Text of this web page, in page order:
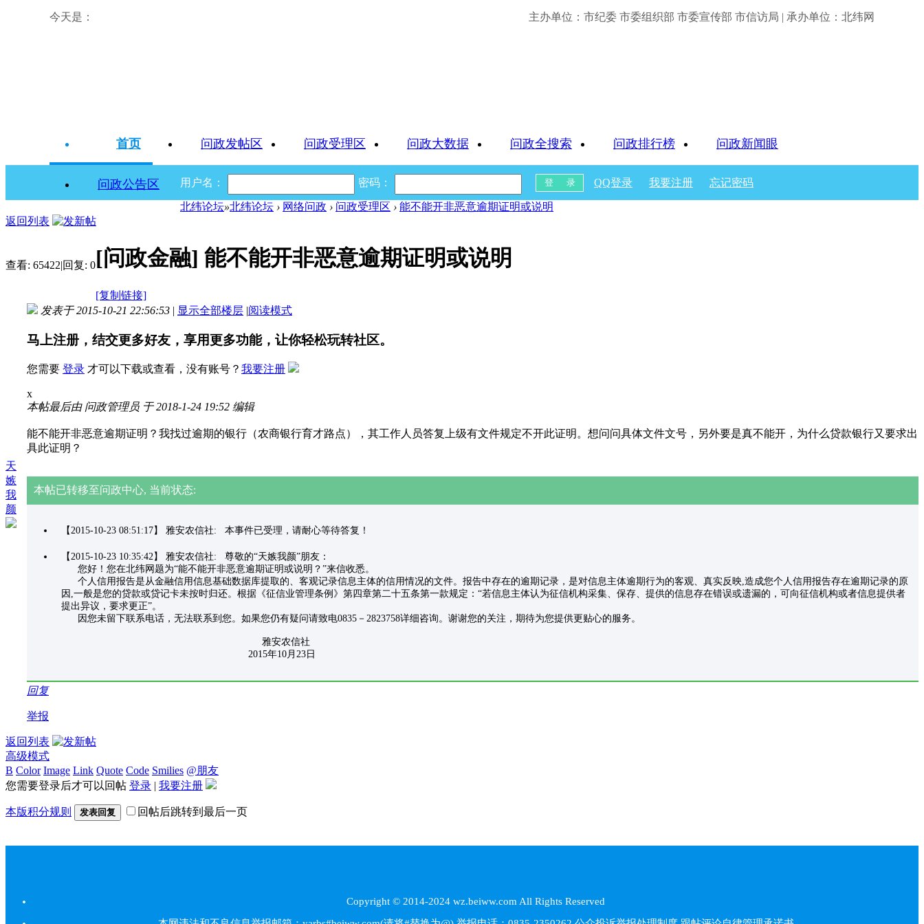
今天是： 主办单位：市纪委 市委组织部 市委宣传部 市信访局 | 承办单位：北纬网
首页 问政发帖区 问政受理区 问政大数据 问政全搜索 问政排行榜 问政新闻眼
问政公告区 用户名： 密码： QQ登录 我要注册 忘记密码
北纬论坛»北纬论坛 › 网络问政 › 问政受理区 › 能不能开非恶意逾期证明或说明
返回列表
查看: 65422|回复: 0[问政金融] 能不能开非恶意逾期证明或说明
[复制链接]
天
嫉
我
颜
发表于 2015-10-21 22:56:53 | 显示全部楼层 |阅读模式
马上注册，结交更多好友，享用更多功能，让你轻松玩转社区。
您需要 登录 才可以下载或查看，没有账号？ 我要注册
x
本帖最后由 问政管理员 于 2018-1-24 19:52 编辑
能不能开非恶意逾期证明？我找过逾期的银行（农商银行育才路点），其工作人员答复上级有文件规定不开此证明。想问问具体文件文号，另外要是真不能开，为什么贷款银行又要求出
具此证明？
本帖已转移至问政中心, 当前状态:
【2015-10-23 08:51:17】 雅安农信社: 本事件已受理，请耐心等待答复！
【2015-10-23 10:35:42】 雅安农信社: 尊敬的“天嫉我颜”朋友：
您好！您在北纬网题为“能不能开非恶意逾期证明或说明？”来信收悉。
个人信用报告是从金融信用信息基础数据库提取的、客观记录信息主体的信用情况的文件。报告中存在的逾期记录，是对信息主体逾期行为的客观、真实反映,造成您个人信用报告存在逾期记录的原
因,一般是您的贷款或贷记卡未按时归还。根据《征信业管理条例》第四章第二十五条第一款规定：“若信息主体认为征信机构采集、保存、提供的信息存在错误或遗漏的，可向征信机构或者信息提供者
提出异议，要求更正”。
因您未留下联系电话，无法联系到您。如果您仍有疑问请致电0835－2823758详细咨询。谢谢您的关注，期待为您提供更贴心的服务。
雅安农信社
2015年10月23日
回复
举报
返回列表
高级模式
B Color Image Link Quote Code Smilies @朋友
您需要登录后才可以回帖 登录 | 我要注册
本版积分规则 发表回复 回帖后跳转到最后一页
Copyright © 2014-2024 wz.beiww.com All Rights Reserved